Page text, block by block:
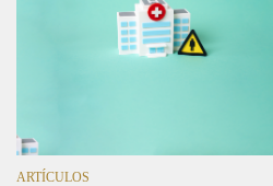
ARTÍCULOS